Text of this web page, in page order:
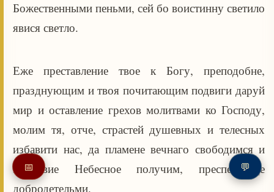
Божественными пеньми, сей бо воистинну светило
явися светло.
Еже преставление твое к Богу, преподобне,
празднующим и твоя почитающим подвиги даруй
мир и оставление грехов молитвами ко Господу,
молим тя, отче, страстей душевных и телесных
избавити нас, да пламене вечнаго свободимся и
Царствие Небесное получим, преспевающе
добродетельми.
📅 💬